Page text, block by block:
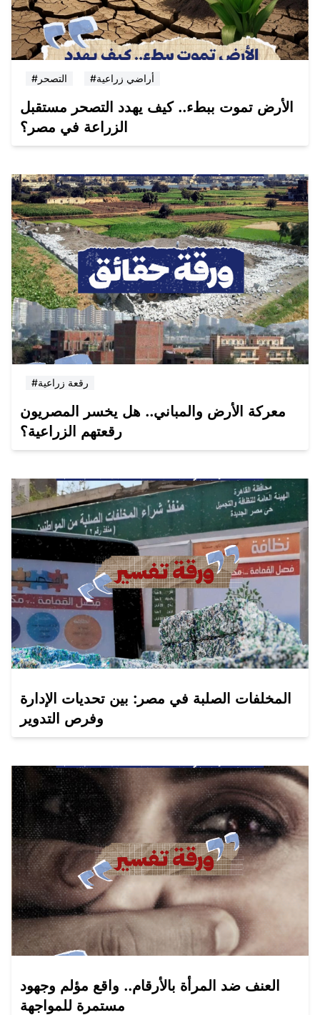
#التصحر #أراضي زراعية
الأرض تموت ببطء.. كيف يهدد التصحر مستقبل
الزراعة في مصر؟
#رقعة زراعية
معركة الأرض والمباني.. هل يخسر المصريون
رقعتهم الزراعية؟
المخلفات الصلبة في مصر: بين تحديات الإدارة
وفرص التدوير
العنف ضد المرأة بالأرقام.. واقع مؤلم وجهود
مستمرة للمواجهة